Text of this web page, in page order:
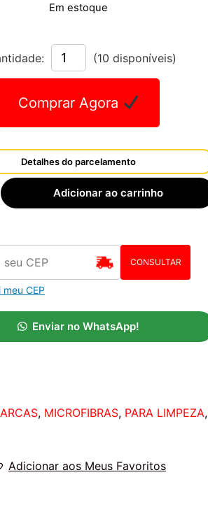
Em estoque
(10 disponíveis)
Comprar Agora
Detalhes do parcelamento
Adicionar ao carrinho
CONSULTAR
CEP
Enviar no WhatsApp!
, MICROFIBRAS, PARA LIMPEZA,
Adicionar aos Meus Favoritos